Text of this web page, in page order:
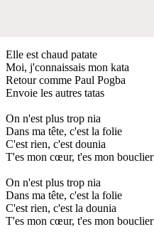
Elle est chaud patate
Moi, j'connaissais mon kata
Retour comme Paul Pogba
Envoie les autres tatas
On n'est plus trop nia
Dans ma tête, c'est la folie
C'est rien, c'est dounia
T'es mon cœur, t'es mon bouclier
On n'est plus trop nia
Dans ma tête, c'est la folie
C'est rien, c'est la dounia
T'es mon cœur, t'es mon bouclier